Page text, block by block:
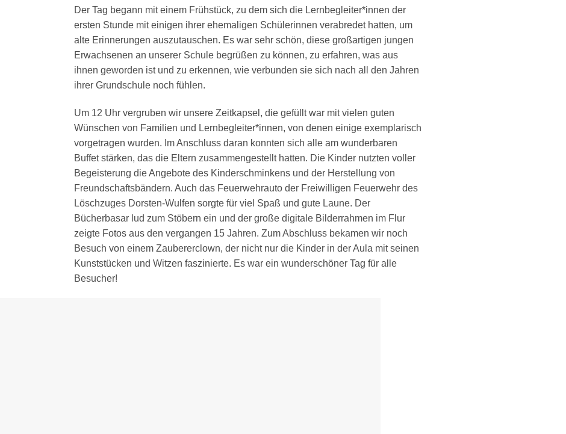
Der Tag begann mit einem Frühstück, zu dem sich die Lernbegleiter*innen der
ersten Stunde mit einigen ihrer ehemaligen Schülerinnen verabredet hatten, um
alte Erinnerungen auszutauschen. Es war sehr schön, diese großartigen jungen
Erwachsenen an unserer Schule begrüßen zu können, zu erfahren, was aus
ihnen geworden ist und zu erkennen, wie verbunden sie sich nach all den Jahren
ihrer Grundschule noch fühlen.
Um 12 Uhr vergruben wir unsere Zeitkapsel, die gefüllt war mit vielen guten
Wünschen von Familien und Lernbegleiter*innen, von denen einige exemplarisch
vorgetragen wurden. Im Anschluss daran konnten sich alle am wunderbaren
Buffet stärken, das die Eltern zusammengestellt hatten. Die Kinder nutzten voller
Begeisterung die Angebote des Kinderschminkens und der Herstellung von
Freundschaftsbändern. Auch das Feuerwehrauto der Freiwilligen Feuerwehr des
Löschzuges Dorsten-Wulfen sorgte für viel Spaß und gute Laune. Der
Bücherbasar lud zum Stöbern ein und der große digitale Bilderrahmen im Flur
zeigte Fotos aus den vergangen 15 Jahren. Zum Abschluss bekamen wir noch
Besuch von einem Zaubererclown, der nicht nur die Kinder in der Aula mit seinen
Kunststücken und Witzen faszinierte. Es war ein wunderschöner Tag für alle
Besucher!